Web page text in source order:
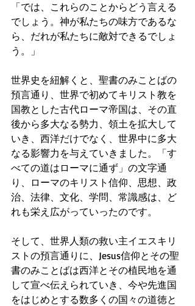
「では、これらのことからどう言える
でしょう。神が私たちの味方であるな
ら、だれが私たちに敵対できるでしょ
う。」
世界史を紐解くと、聖書のみことばの
預言通り、世界で初めてキリスト教を
国教とした古代ローマ帝国は、その直
後から多大なる勢力、領土を拡大して
いき、西洋だけでなく、世界中に多大
なる影響力を与えていきました。「す
べての道はローマに通ず」の文字通
り、ローマのキリスト信仰、思想、政
治、法律、文化、学問、常識感は、ど
れも栄え広がっていったのです。
そして、世界人類の救い主イエスキリ
ストの預言通りに、Jesus信仰とその聖
書のみことばは西洋とその植民地を通
して宣べ伝えられていき、今や先進国
をはじめとする数多くの国々の道徳と